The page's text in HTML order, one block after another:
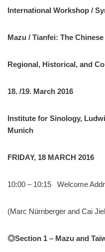
International Workshop /
Mazu / Tianfei: The
Regional, Historical, and
18. /19. March 2016
Institute for Sinology,
Munich
FRIDAY, 18 MARCH 2016
10:00 – 10:15 Welcome
(Marc Nürnberger and Cai
◎Section 1 – Mazu and